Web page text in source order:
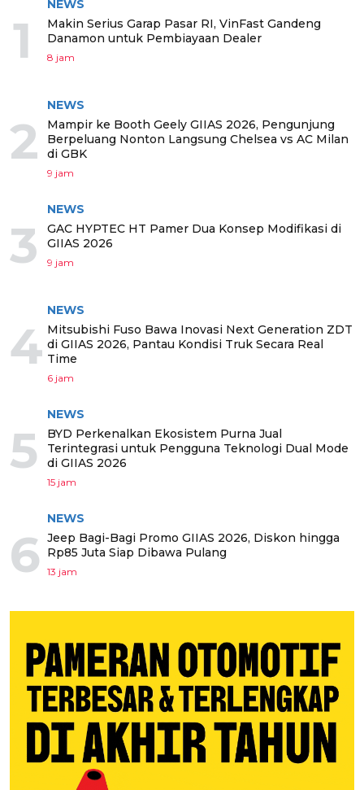
1
NEWS
Makin Serius Garap Pasar RI, VinFast Gandeng
Danamon untuk Pembiayaan Dealer
8 jam
2
NEWS
Mampir ke Booth Geely GIIAS 2026, Pengunjung
Berpeluang Nonton Langsung Chelsea vs AC Milan
di GBK
9 jam
3
NEWS
GAC HYPTEC HT Pamer Dua Konsep Modifikasi di
GIIAS 2026
9 jam
4
NEWS
Mitsubishi Fuso Bawa Inovasi Next Generation ZDT
di GIIAS 2026, Pantau Kondisi Truk Secara Real
Time
6 jam
5
NEWS
BYD Perkenalkan Ekosistem Purna Jual
Terintegrasi untuk Pengguna Teknologi Dual Mode
di GIIAS 2026
15 jam
6
NEWS
Jeep Bagi-Bagi Promo GIIAS 2026, Diskon hingga
Rp85 Juta Siap Dibawa Pulang
13 jam